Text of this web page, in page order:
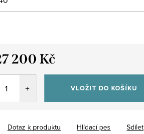
200 Kč
VLOŽIT DO KOŠÍKU
Dotaz k produktu Hlídací pes Sdílet